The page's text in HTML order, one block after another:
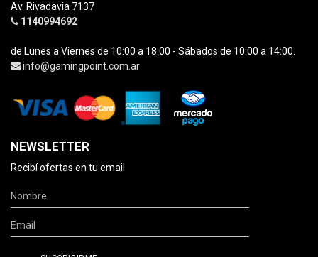
Av. Rivadavia 7137
1140994692
de Lunes a Viernes de 10:00 a 18:00 - Sábados de 10:00 a 14:00.
info@gamingpoint.com.ar
NEWSLETTER
Recibí ofertas en tu email